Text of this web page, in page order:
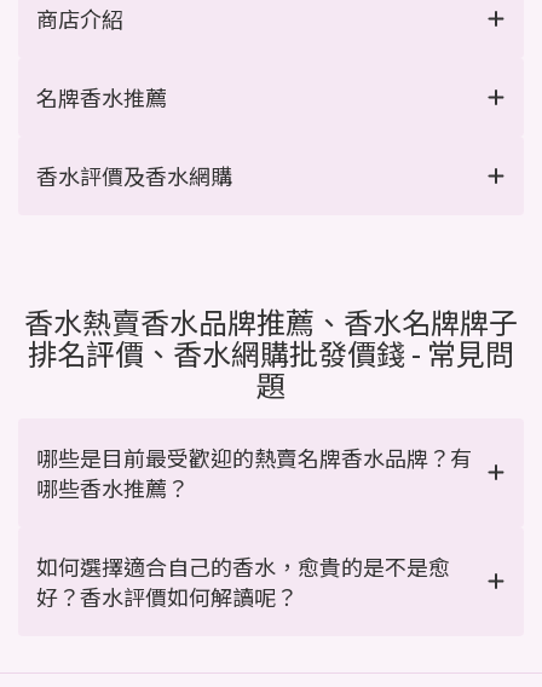
商店介紹
名牌香水推薦
香水評價及香水網購
香水熱賣香水品牌推薦、香水名牌牌子
排名評價、香水網購批發價錢 - 常見問
題
哪些是目前最受歡迎的熱賣名牌香水品牌？有
哪些香水推薦？
如何選擇適合自己的香水，愈貴的是不是愈
好？香水評價如何解讀呢？